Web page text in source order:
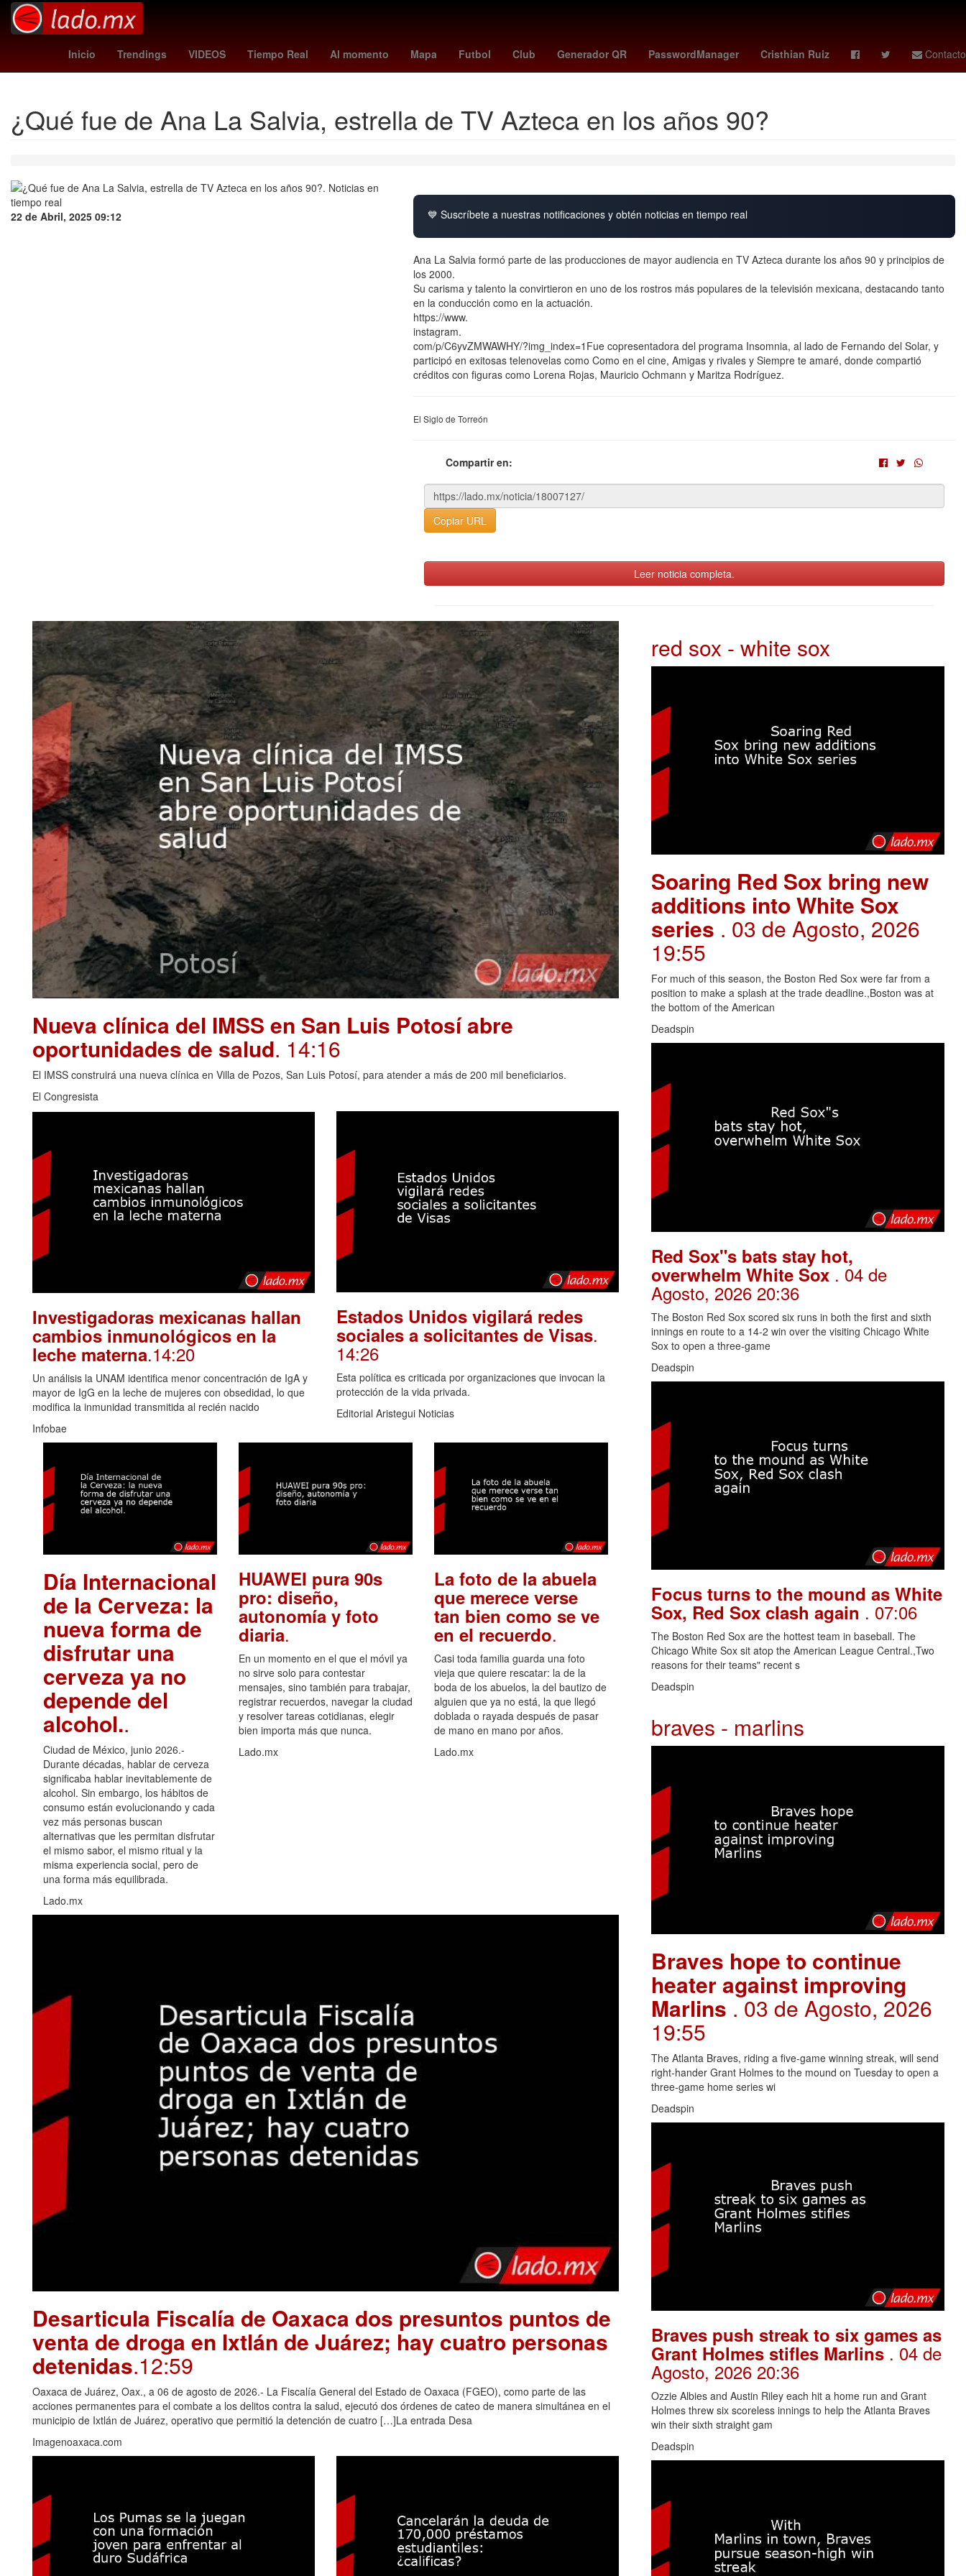
Inicio Trendings VIDEOS Tiempo Real Al momento Mapa Futbol Club Generador QR PasswordManager Cristhian Ruiz Contacto
nyc fc - santos Rogelio Funes Mori mexico vs red sox - white sox Rebsamen Antoine Griezmann Colombia Puebla de Zaragoza Rosario Pago
¿Qué fue de Ana La Salvia, estrella de TV Azteca en los años 90?
22 de Abril, 2025 09:12 💙 Suscríbete a nuestras notificaciones y obtén noticias en tiempo real
Ana La Salvia formó parte de las producciones de mayor audiencia en TV Azteca durante los años 90 y principios de
los 2000.
Su carisma y talento la convirtieron en uno de los rostros más populares de la televisión mexicana, destacando tanto
en la conducción como en la actuación.
https://www.
instagram.
com/p/C6yvZMWAWHY/?img_index=1Fue copresentadora del programa Insomnia, al lado de Fernando del Solar, y
participó en exitosas telenovelas como Como en el cine, Amigas y rivales y Siempre te amaré, donde compartió
créditos con figuras como Lorena Rojas, Mauricio Ochmann y Maritza Rodríguez.
El Siglo de Torreón
Compartir en:
Copiar URL
Leer noticia completa.
Nueva clínica del IMSS en San Luis Potosí abre
oportunidades de salud. 14:16
El IMSS construirá una nueva clínica en Villa de Pozos, San Luis Potosí, para atender a más de 200 mil beneficiarios.
El Congresista
Investigadoras mexicanas hallan
cambios inmunológicos en la
leche materna.14:20
Un análisis la UNAM identifica menor concentración de IgA y
mayor de IgG en la leche de mujeres con obsedidad, lo que
modifica la inmunidad transmitida al recién nacido
Infobae
Estados Unidos vigilará redes
sociales a solicitantes de Visas.
14:26
Esta política es criticada por organizaciones que invocan la
protección de la vida privada.
Editorial Aristegui Noticias
Día Internacional
de la Cerveza: la
nueva forma de
disfrutar una
cerveza ya no
depende del
alcohol..
Ciudad de México, junio 2026.-
Durante décadas, hablar de cerveza
significaba hablar inevitablemente de
alcohol. Sin embargo, los hábitos de
consumo están evolucionando y cada
vez más personas buscan
alternativas que les permitan disfrutar
el mismo sabor, el mismo ritual y la
misma experiencia social, pero de
una forma más equilibrada.
Lado.mx
HUAWEI pura 90s
pro: diseño,
autonomía y foto
diaria.
En un momento en el que el móvil ya
no sirve solo para contestar
mensajes, sino también para trabajar,
registrar recuerdos, navegar la ciudad
y resolver tareas cotidianas, elegir
bien importa más que nunca.
Lado.mx
La foto de la abuela
que merece verse
tan bien como se ve
en el recuerdo.
Casi toda familia guarda una foto
vieja que quiere rescatar: la de la
boda de los abuelos, la del bautizo de
alguien que ya no está, la que llegó
doblada o rayada después de pasar
de mano en mano por años.
Lado.mx
Desarticula Fiscalía de Oaxaca dos presuntos puntos de
venta de droga en Ixtlán de Juárez; hay cuatro personas
detenidas.12:59
Oaxaca de Juárez, Oax., a 06 de agosto de 2026.- La Fiscalía General del Estado de Oaxaca (FGEO), como parte de las
acciones permanentes para el combate a los delitos contra la salud, ejecutó dos órdenes de cateo de manera simultánea en el
municipio de Ixtlán de Juárez, operativo que permitió la detención de cuatro […]La entrada Desa
Imagenoaxaca.com
red sox - white sox
Soaring Red Sox bring new
additions into White Sox
series . 03 de Agosto, 2026
19:55
For much of this season, the Boston Red Sox were far from a
position to make a splash at the trade deadline.,Boston was at
the bottom of the American
Deadspin
Red Sox"s bats stay hot,
overwhelm White Sox . 04 de
Agosto, 2026 20:36
The Boston Red Sox scored six runs in both the first and sixth
innings en route to a 14-2 win over the visiting Chicago White
Sox to open a three-game
Deadspin
Focus turns to the mound as White
Sox, Red Sox clash again . 07:06
The Boston Red Sox are the hottest team in baseball. The
Chicago White Sox sit atop the American League Central.,Two
reasons for their teams" recent s
Deadspin
braves - marlins
Braves hope to continue
heater against improving
Marlins . 03 de Agosto, 2026
19:55
The Atlanta Braves, riding a five-game winning streak, will send
right-hander Grant Holmes to the mound on Tuesday to open a
three-game home series wi
Deadspin
Braves push streak to six games as
Grant Holmes stifles Marlins . 04 de
Agosto, 2026 20:36
Ozzie Albies and Austin Riley each hit a home run and Grant
Holmes threw six scoreless innings to help the Atlanta Braves
win their sixth straight gam
Deadspin